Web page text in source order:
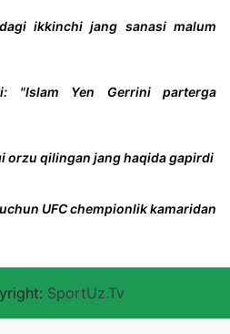
ikkinchi jang sanasi malum
"Islam Yen Gerrini parterga
orzu qilingan jang haqida gapirdi
UFC chempionlik kamaridan
SportUz.Tv